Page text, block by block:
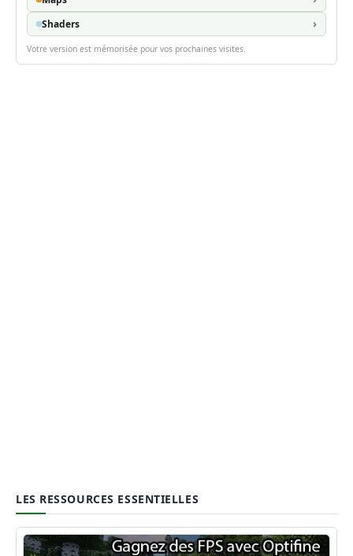
Shaders
Votre version est mémorisée pour vos prochaines visites.
LES RESSOURCES ESSENTIELLES